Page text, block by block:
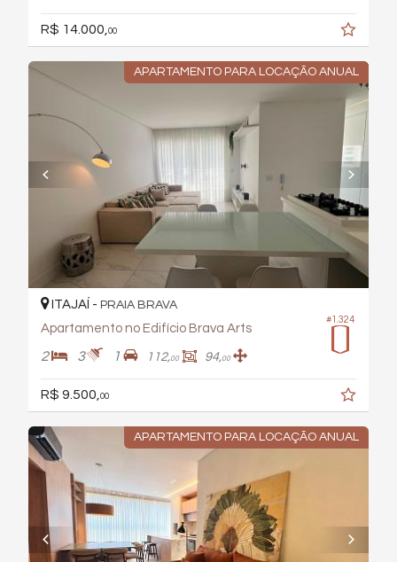
R$ 14.000, 00
APARTAMENTO PARA LOCAÇÃO ANUAL
#1.324
ITAJAÍ - PRAIA BRAVA
Apartamento no Edifício Brava Arts
2 3 1 112,00 94,00
R$ 9.500, 00
APARTAMENTO PARA LOCAÇÃO ANUAL